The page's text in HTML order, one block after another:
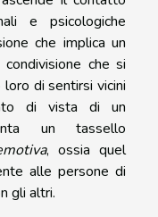
e psicologiche
che implica un
che si
di sentirsi vicini
di vista di un
un tassello
, ossia quel
alle persone di
gli altri.